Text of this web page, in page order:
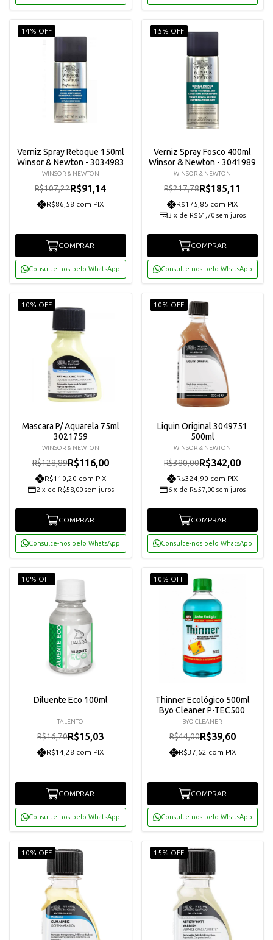
14% OFF
Verniz Spray Retoque 150ml
Winsor & Newton - 3034983
WINSOR & NEWTON
R$107,22R$91,14
R$86,58 com PIX
COMPRAR
Consulte-nos pelo WhatsApp
15% OFF
Verniz Spray Fosco 400ml
Winsor & Newton - 3041989
WINSOR & NEWTON
R$217,78R$185,11
R$175,85 com PIX
3 x de R$61,70 sem juros
COMPRAR
Consulte-nos pelo WhatsApp
10% OFF
Mascara P/ Aquarela 75ml
3021759
WINSOR & NEWTON
R$128,89R$116,00
R$110,20 com PIX
2 x de R$58,00 sem juros
COMPRAR
Consulte-nos pelo WhatsApp
10% OFF
Liquin Original 3049751
500ml
WINSOR & NEWTON
R$380,00R$342,00
R$324,90 com PIX
6 x de R$57,00 sem juros
COMPRAR
Consulte-nos pelo WhatsApp
10% OFF
Diluente Eco 100ml
TALENTO
R$16,70R$15,03
R$14,28 com PIX
COMPRAR
Consulte-nos pelo WhatsApp
10% OFF
Thinner Ecológico 500ml
Byo Cleaner P-TEC500
BYO CLEANER
R$44,00R$39,60
R$37,62 com PIX
COMPRAR
Consulte-nos pelo WhatsApp
10% OFF 15% OFF